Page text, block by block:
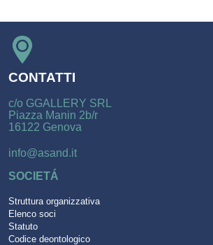
CONTATTI
c/o GGALLERY SRL
Piazza Manin 2b/r
16122 Genova
info@asand.it
SOCIETÁ
Struttura organizzativa
Elenco soci
Statuto
Codice deontologico